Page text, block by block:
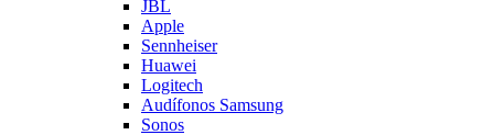
JBL
Apple
Sennheiser
Huawei
Logitech
Audífonos Samsung
Sonos